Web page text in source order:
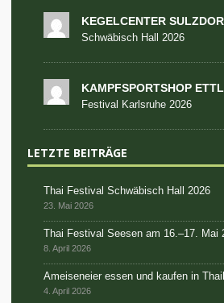
KEGELCENTER
Schwäbisch Hall 2026
KAMPFSPORTSHOP
Festival Karlsruhe 2026
LETZTE BEITRÄGE
Thai Festival Schwäbisch Hall 2026
23. Mai 2026
Thai Festival Seesen am 16.–17. Mai
8. April 2026
Ameiseneier essen und kaufen in
4. April 2026